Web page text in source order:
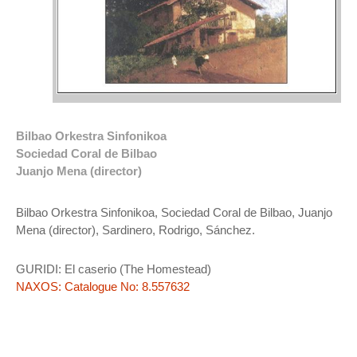
Bilbao Orkestra Sinfonikoa
Sociedad Coral de Bilbao
Juanjo Mena (director)
Bilbao Orkestra Sinfonikoa, Sociedad Coral de Bilbao, Juanjo
Mena (director), Sardinero, Rodrigo, Sánchez.
GURIDI: El caserio (The Homestead)
NAXOS: Catalogue No: 8.557632